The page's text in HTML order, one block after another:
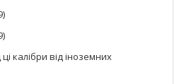
калібри від іноземних